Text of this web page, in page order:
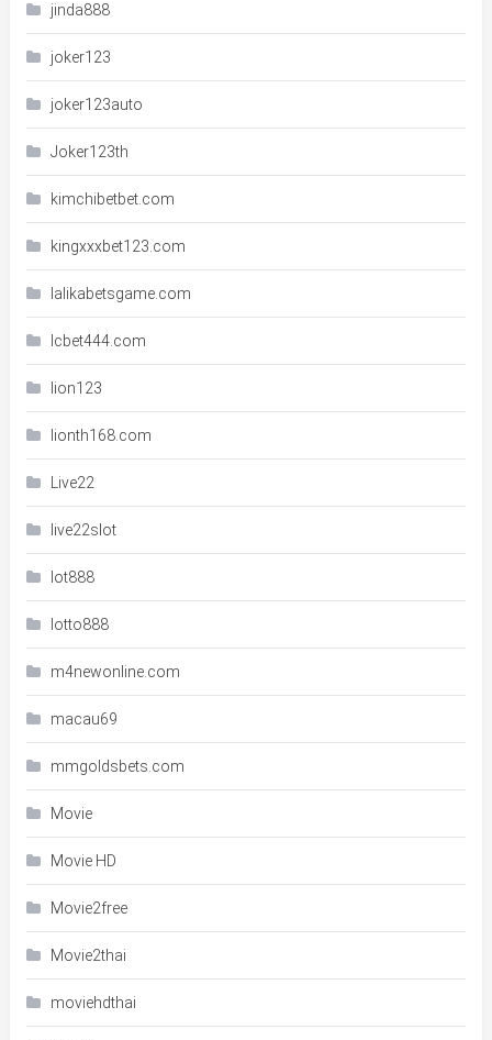
jinda888
joker123
joker123auto
Joker123th
kimchibetbet.com
kingxxxbet123.com
lalikabetsgame.com
lcbet444.com
lion123
lionth168.com
Live22
live22slot
lot888
lotto888
m4newonline.com
macau69
mmgoldsbets.com
Movie
Movie HD
Movie2free
Movie2thai
moviehdthai